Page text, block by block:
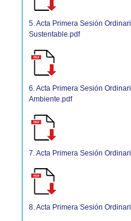
5. Acta Primera Sesión
Sustentable.pdf
6. Acta Primera Sesión
Ambiente.pdf
7. Acta Primera Sesión
8. Acta Primera Sesión